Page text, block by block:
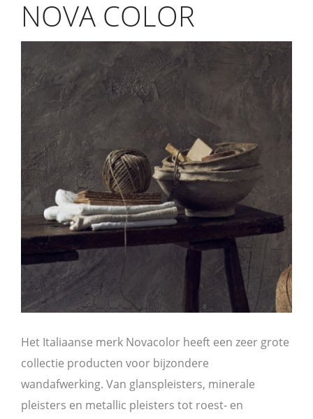
NOVA COLOR
Het Italiaanse merk Novacolor heeft een zeer grote
collectie producten voor bijzondere
wandafwerking. Van glanspleisters, minerale
pleisters en metallic pleisters tot roest- en